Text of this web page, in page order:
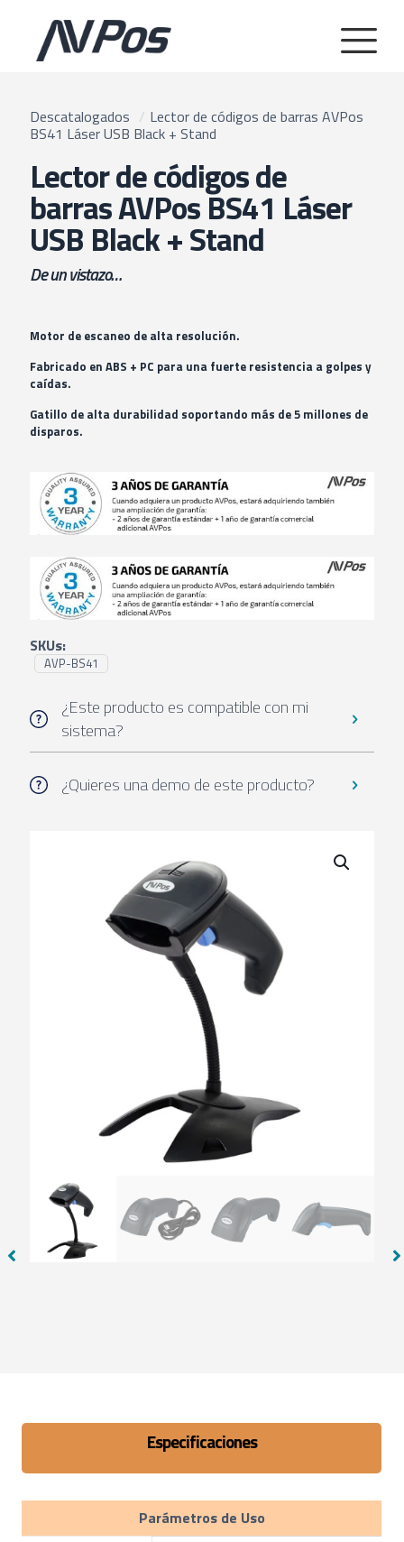
Descatalogados / Lector de códigos de barras AVPos
BS41 Láser USB Black + Stand
Lector de códigos de
barras AVPos BS41 Láser
USB Black + Stand
De un vistazo…
Motor de escaneo de alta resolución.
Fabricado en ABS + PC para una fuerte resistencia a golpes y
caídas.
Gatillo de alta durabilidad soportando más de 5 millones de
disparos.
SKUs:
AVP-BS41
¿Este producto es compatible con mi
sistema?
¿Quieres una demo de este producto?
Especificaciones
Parámetros de Uso